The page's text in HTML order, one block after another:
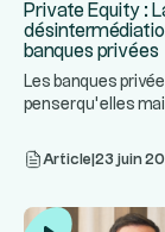
Private Equity :
banques privées
Les banques
penser qu’elles
Article 23 juin